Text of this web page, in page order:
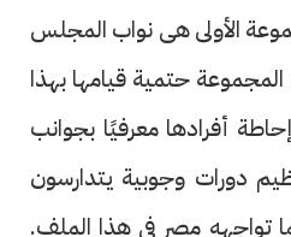
الأولى هى نواب المجلس
حتمية قيامها بهذا
أفرادها معرفيًا بجوانب
دورات وجوبية يتدارسون
لما تواجهه مصر فى هذا الملف.